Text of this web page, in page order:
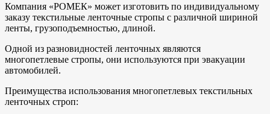
Компания «РОМЕК» может изготовить по индивидуальному
заказу текстильные ленточные стропы с различной шириной
ленты, грузоподъемностью, длиной.
Одной из разновидностей ленточных являются
многопетлевые стропы, они используются при эвакуации
автомобилей.
Преимущества использования многопетлевых текстильных
ленточных строп: